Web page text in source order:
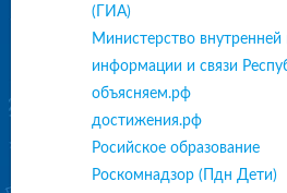
(ГИА)
Министерство внутренней
информации и связи
объясняем.рф
достижения.рф
Росийское образование
Роскомнадзор (Пдн Дети)